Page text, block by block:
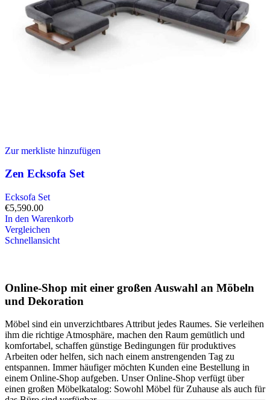
Zur merkliste hinzufügen
Zen Ecksofa Set
Ecksofa Set
€5,590.00
In den Warenkorb
Vergleichen
Schnellansicht
Online-Shop mit einer großen Auswahl an Möbeln
und Dekoration
Möbel sind ein unverzichtbares Attribut jedes Raumes. Sie verleihen
ihm die richtige Atmosphäre, machen den Raum gemütlich und
komfortabel, schaffen günstige Bedingungen für produktives
Arbeiten oder helfen, sich nach einem anstrengenden Tag zu
entspannen. Immer häufiger möchten Kunden eine Bestellung in
einem Online-Shop aufgeben. Unser Online-Shop verfügt über
einen großen Möbelkatalog: Sowohl Möbel für Zuhause als auch für